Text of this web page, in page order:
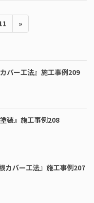
»
バー工法』施工事例209
装』施工事例208
カバー工法』施工事例207